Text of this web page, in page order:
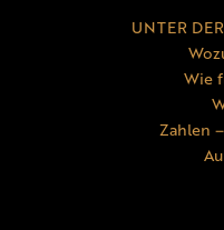
UNTER
Wie
Zahlen